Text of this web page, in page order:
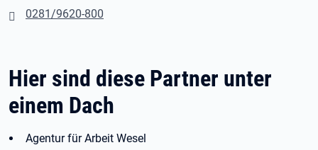
0281/9620-800
Hier sind diese Partner unter
einem Dach
Agentur für Arbeit Wesel